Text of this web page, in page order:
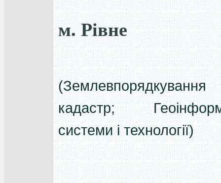
м. Рівне
кадастр;
системи і технології)